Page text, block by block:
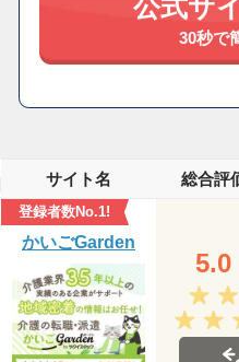
30秒で
サイト名 総合評
登録者数No.1!
かいごGarden
5.0